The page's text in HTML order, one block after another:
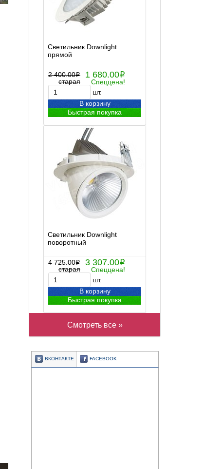
Светильник Downlight
прямой
2 400.00i
старая
1 680.00i
Спеццена!
шт.
В корзину
Быстрая покупка
Светильник Downlight
поворотный
4 725.00i
старая
3 307.00i
Спеццена!
шт.
В корзину
Быстрая покупка
Смотреть все »
ВКОНТАКТЕ FACEBOOK